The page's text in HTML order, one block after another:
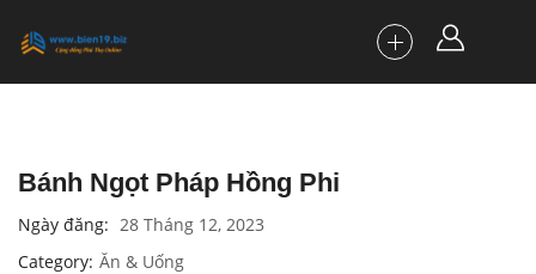
Bánh Ngọt Pháp Hồng Phi
Ngày đăng
28 Tháng 12, 2023
Category Ăn & Uống